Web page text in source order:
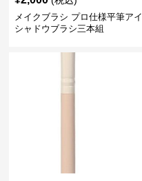
メイクブラシ プロ仕様平筆アイ
シャドウブラシ三本組